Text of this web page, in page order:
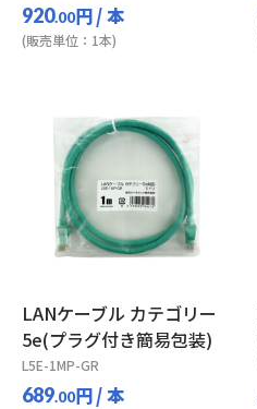
920.00円/ 本
(販売単位：1本)
LANケーブル カテゴリー
5e(プラグ付き簡易包装)
L5E-1MP-GR
689.00円/ 本